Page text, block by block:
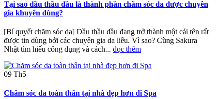
Tại sao dầu thầu dầu là thành phần chăm sóc da được chuyên
gia khuyên dùng?
[Bí quyết chăm sóc da] Dầu thầu dầu đang trở thành một cái tên rất
được tin dùng bởi các chuyên gia da liễu. Vì sao? Cùng Sakura
Nhật tìm hiểu công dụng và cách... đọc thêm
09 Th5
Chăm sóc da toàn thân tại nhà đẹp hơn đi Spa